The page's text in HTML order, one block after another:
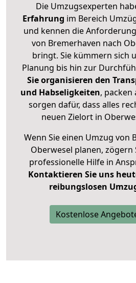
Die Umzugsexperten
Erfahrung im Bereich
und kennen die
von Bremerhaven nach
bringt. Sie kümmern sich
Planung bis hin zur
Sie organisieren den
und Habseligkeiten, packen
sorgen dafür, dass alles
neuen Zielort in
Wenn Sie einen Umzug von
Oberwesel planen, zögern
professionelle Hilfe in
Kontaktieren Sie uns
reibungslosen
Kostenlose